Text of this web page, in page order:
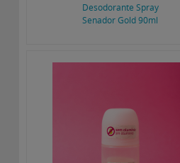
Desodorante Spray
Senador Gold 90ml